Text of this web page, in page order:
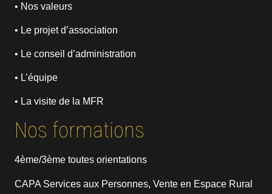
• Nos valeurs
• Le projet d’association
• Le conseil d’administration
• L’équipe
• La visite de la MFR
Nos formations
4ème/3ème toutes orientations
CAPA Services aux Personnes, Vente en Espace Rural